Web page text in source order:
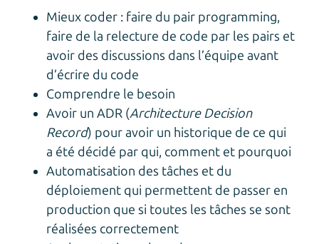
Mieux coder : faire du pair programming,
faire de la relecture de code par les pairs et
avoir des discussions dans l’équipe avant
d’écrire du code
Comprendre le besoin
Avoir un ADR (Architecture Decision
Record) pour avoir un historique de ce qui
a été décidé par qui, comment et pourquoi
Automatisation des tâches et du
déploiement qui permettent de passer en
production que si toutes les tâches se sont
réalisées correctement